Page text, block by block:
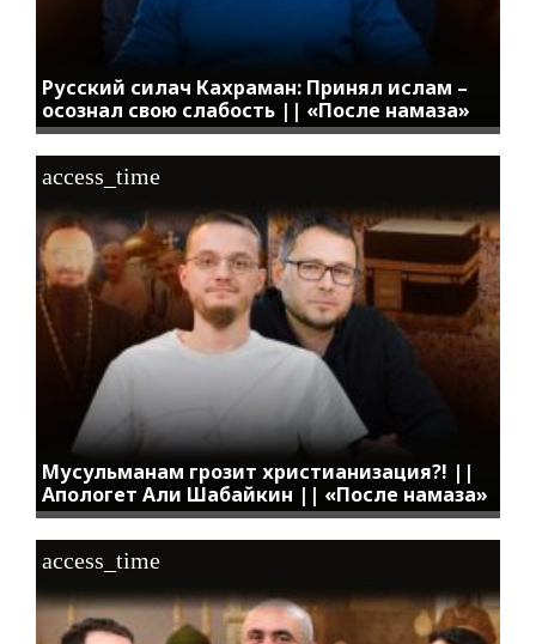
Русский силач Кахраман: Принял ислам –
осознал свою слабость || «После намаза»
Мусульманам грозит христианизация?! ||
Апологет Али Шабайкин || «После намаза»
access_time
access_time